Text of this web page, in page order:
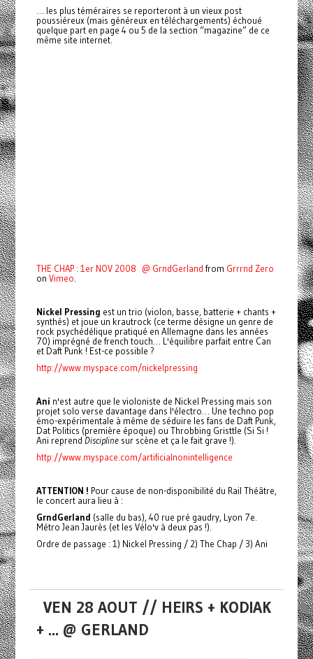
… les plus téméraires se reporteront à un vieux post
poussiéreux (mais généreux en téléchargements) échoué
quelque part en page 4 ou 5 de la section “magazine” de ce
même site internet.
THE CHAP : 1er NOV 2008 @ GrndGerland from Grrrnd Zero
on Vimeo
Nickel Pressing est un trio (violon, basse, batterie + chants +
synthés) et joue un krautrock (ce terme désigne un genre de
rock psychédélique pratiqué en Allemagne dans les années
70) imprégné de french touch… L'équilibre parfait entre Can
et Daft Punk ! Est-ce possible ?
http://www.myspace.com/nickelpressing
Ani n'est autre que le violoniste de Nickel Pressing mais son
projet solo verse davantage dans l'électro… Une techno pop
émo-expérimentale à même de séduire les fans de Daft Punk,
Dat Politics (première époque) ou Throbbing Gristtle (Si Si !
Ani reprend Disciplinesur scène et ça le fait grave !).
http://www.myspace.com/artificialnonintelligence
ATTENTION ! Pour cause de non-disponibilité du Rail Théâtre,
le concert aura lieu à :
GrndGerland (salle du bas), 40 rue pré gaudry, Lyon 7e.
Métro Jean Jaurès (et les Vélo'v à deux pas !).
Ordre de passage : 1) Nickel Pressing / 2) The Chap / 3) Ani
VEN 28 AOUT // HEIRS + KODIAK
+ ... @ GERLAND